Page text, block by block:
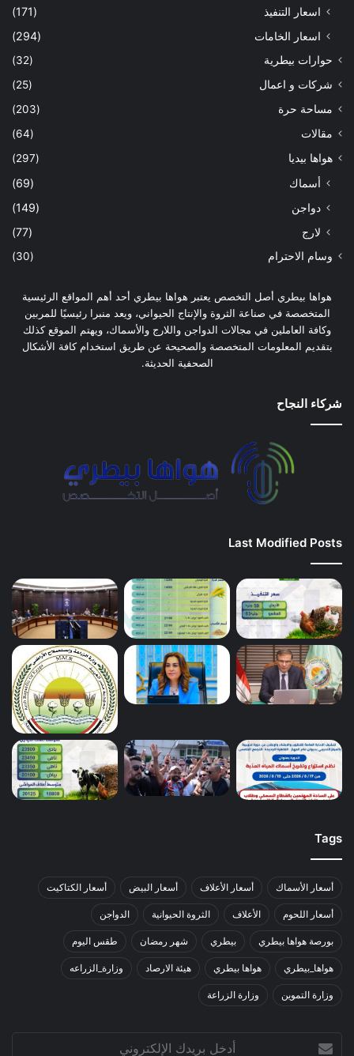
اسعار التنفيذ
(171)
اسعار الخامات
(294)
حوارات بيطرية
(32)
شركات و اعمال
(25)
مساحة حرة
(203)
مقالات
(64)
هواها بيديا
(297)
أسماك
(69)
دواجن
(149)
لارج
(77)
وسام الاحترام (30)
هواها بيطري أصل التخصص يعتبر هواها بيطري أحد أهم المواقع الرئيسية
المتخصصة في صناعة الثروة والإنتاج الحيواني، ويعد منبرا رئيسيًا للمربين
وكافة العاملين في مجالات الدواجن واللارج والأسماك، ويهتم الموقع كذلك
بتقديم المعلومات المتخصصة والصحيحة عن طريق استخدام كافة الأشكال
الصحفية الحديثة.
شركاء النجاح
Last Modified Posts
Tags
أسعار الأسماك أسعار الأعلاف أسعار البيض أسعار الكتاكيت
أسعار اللحوم الأعلاف الثروة الحيوانية الدواجن
بورصة هواها بيطري بيطري شهر رمضان طقس اليوم
هواها_بيطري هواها بيطري هيئة الارصاد وزارة_الزراعه
وزارة التموين وزارة الزراعة